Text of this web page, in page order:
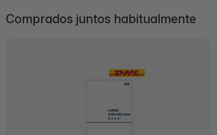
Comprados juntos habitualmente